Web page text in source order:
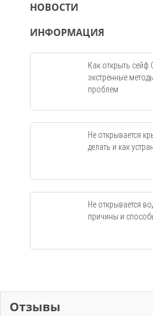
НОВОСТИ
ИНФОРМАЦИЯ
Как открыть сейф
экстренные
проблем
Не открывается
делать и как
Не открывается
причины и
Отзывы